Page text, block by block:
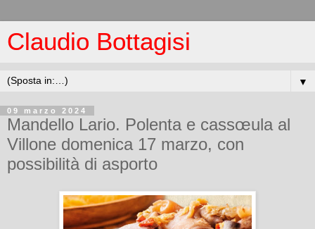
Claudio Bottagisi
▼
09 marzo 2024
Mandello Lario. Polenta e cassœula al
Villone domenica 17 marzo, con
possibilità di asporto